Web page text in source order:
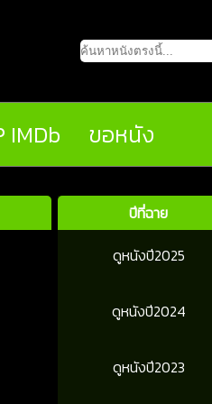
IMDb ขอหนัง
ปีที่ฉาย
ดูหนังปี2025
ดูหนังปี2024
ดูหนังปี2023